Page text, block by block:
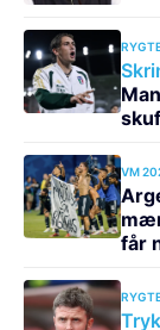
VM
får